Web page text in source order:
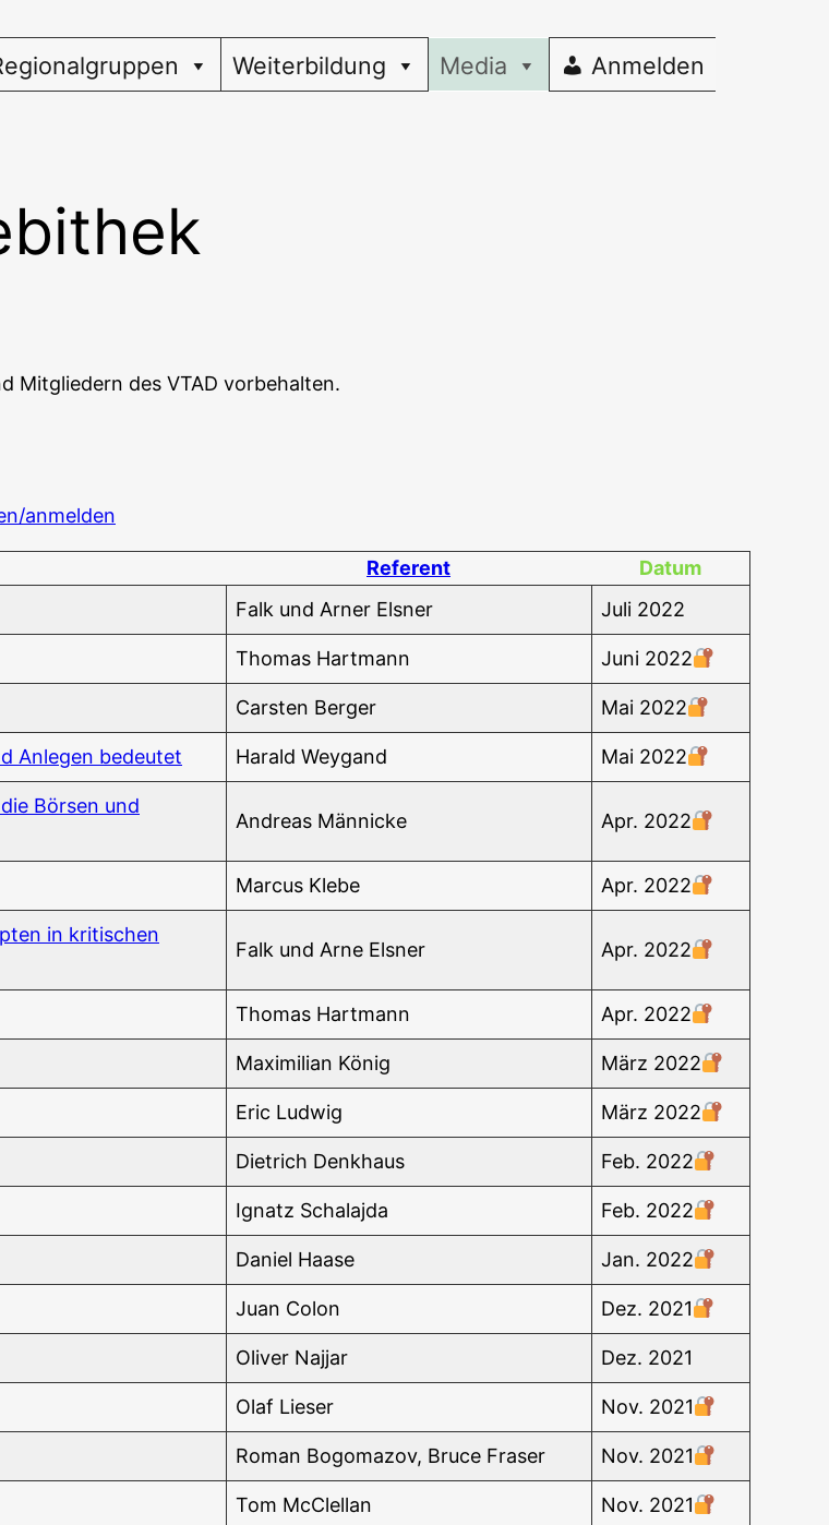
Weiterbildung Media Anmelden
Mit­glie­dern des VTAD vorbehalten.
anmelden
Refe­rent
Datum
Falk und Arner Elsner Juli 2022
Tho­mas Hartmann Juni 2022
Cars­ten Berger Mai 2022
Anle­gen bedeutet Harald Wey­gand Mai 2022
Bör­sen und
Andre­as Männicke Apr. 2022
Mar­cus Klebe Apr. 2022
in kri­ti­schen
Falk und Arne Elsner Apr. 2022
Tho­mas Hartmann Apr. 2022
Maxi­mi­li­an König März 2022
Eric Lud­wig März 2022
Diet­rich Denkhaus Feb. 2022
Ignatz Scha­laj­da Feb. 2022
Dani­el Haase Jan. 2022
Juan Colon Dez. 2021
Oli­ver Najjar Dez. 2021
Olaf Lie­ser Nov. 2021
Roman Bogo­ma­zov, Bruce Fraser Nov. 2021
Tom McClel­lan Nov. 2021